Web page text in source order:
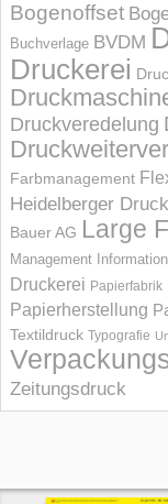
Bogenoffset
Buchverlage BVDM
Druckerei
Druckveredelung
Farbmanagement
Heidelberger
Bauer AG Large
Management
Druckerei Papierfabrik
Papierherstellung
Textildruck Typografie
Zeitungsdruck